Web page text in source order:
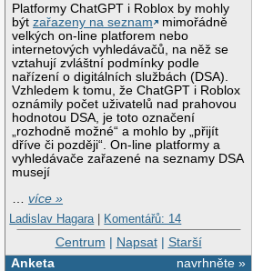
Platformy ChatGPT i Roblox by mohly
býtzařazeny na seznam
mimořádně
velkých on-line platforem nebo
internetových vyhledávačů, na něž se
vztahují zvláštní podmínky podle
nařízení o digitálních službách (DSA).
Vzhledem k tomu, že ChatGPT i Roblox
oznámily počet uživatelů nad prahovou
hodnotou DSA, je toto označení
„rozhodně možné“ a mohlo by „přijít
dříve či později“. On-line platformy a
vyhledávače zařazené na seznamy DSA
musejí
…více »
Ladislav Hagara | Komentářů: 14
Centrum | Napsat| Starší
navrhněte »
Anketa